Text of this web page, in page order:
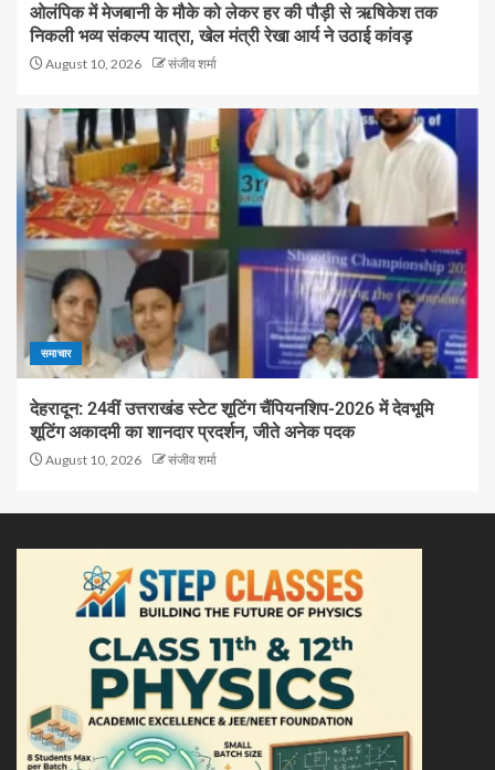
ओलंपिक में मेजबानी के मौके को लेकर हर की पौड़ी से ऋषिकेश तक
निकली भव्य संकल्प यात्रा, खेल मंत्री रेखा आर्य ने उठाई कांवड़
August 10, 2026 संजीव शर्मा
समाचार
देहरादून: 24वीं उत्तराखंड स्टेट शूटिंग चैंपियनशिप-2026 में देवभूमि
शूटिंग अकादमी का शानदार प्रदर्शन, जीते अनेक पदक
August 10, 2026 संजीव शर्मा